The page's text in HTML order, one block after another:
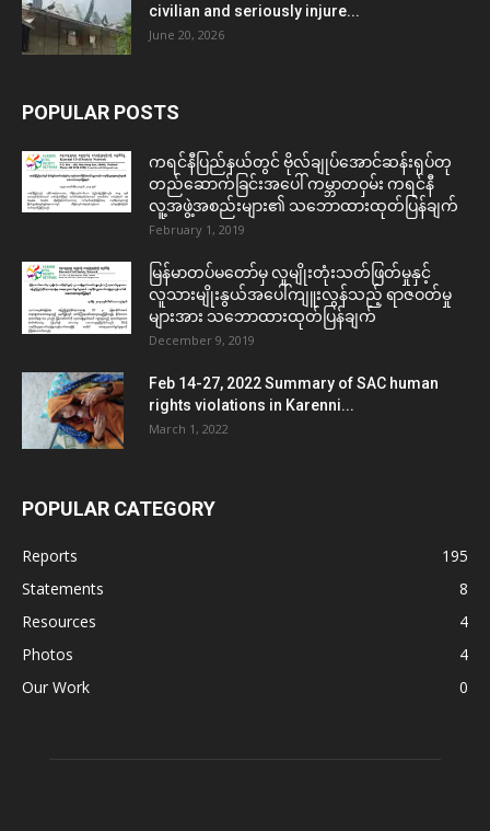
civilian and seriously injure...
June 20, 2026
POPULAR POSTS
ကရင်နီပြည်နယ်တွင် ဗိုလ်ချုပ်အောင်ဆန်းရုပ်တု
တည်ဆောက်ခြင်းအပေါ် ကမ္ဘာတဝှမ်း ကရင်နီ
လူ့အဖွဲ့အစည်းများ၏ သဘောထားထုတ်ပြန်ချက်
February 1, 2019
မြန်မာတပ်မတော်မှ လူမျိုးတုံးသတ်ဖြတ်မှုနှင့်
လူသားမျိုးနွယ်အပေါ်ကျူးလွန်သည့် ရာဇဝတ်မှု
များအား သဘောထားထုတ်ပြန်ချက်
December 9, 2019
Feb 14-27, 2022 Summary of SAC human
rights violations in Karenni...
March 1, 2022
POPULAR CATEGORY
Reports
195
Statements
8
Resources
4
Photos
4
Our Work
0